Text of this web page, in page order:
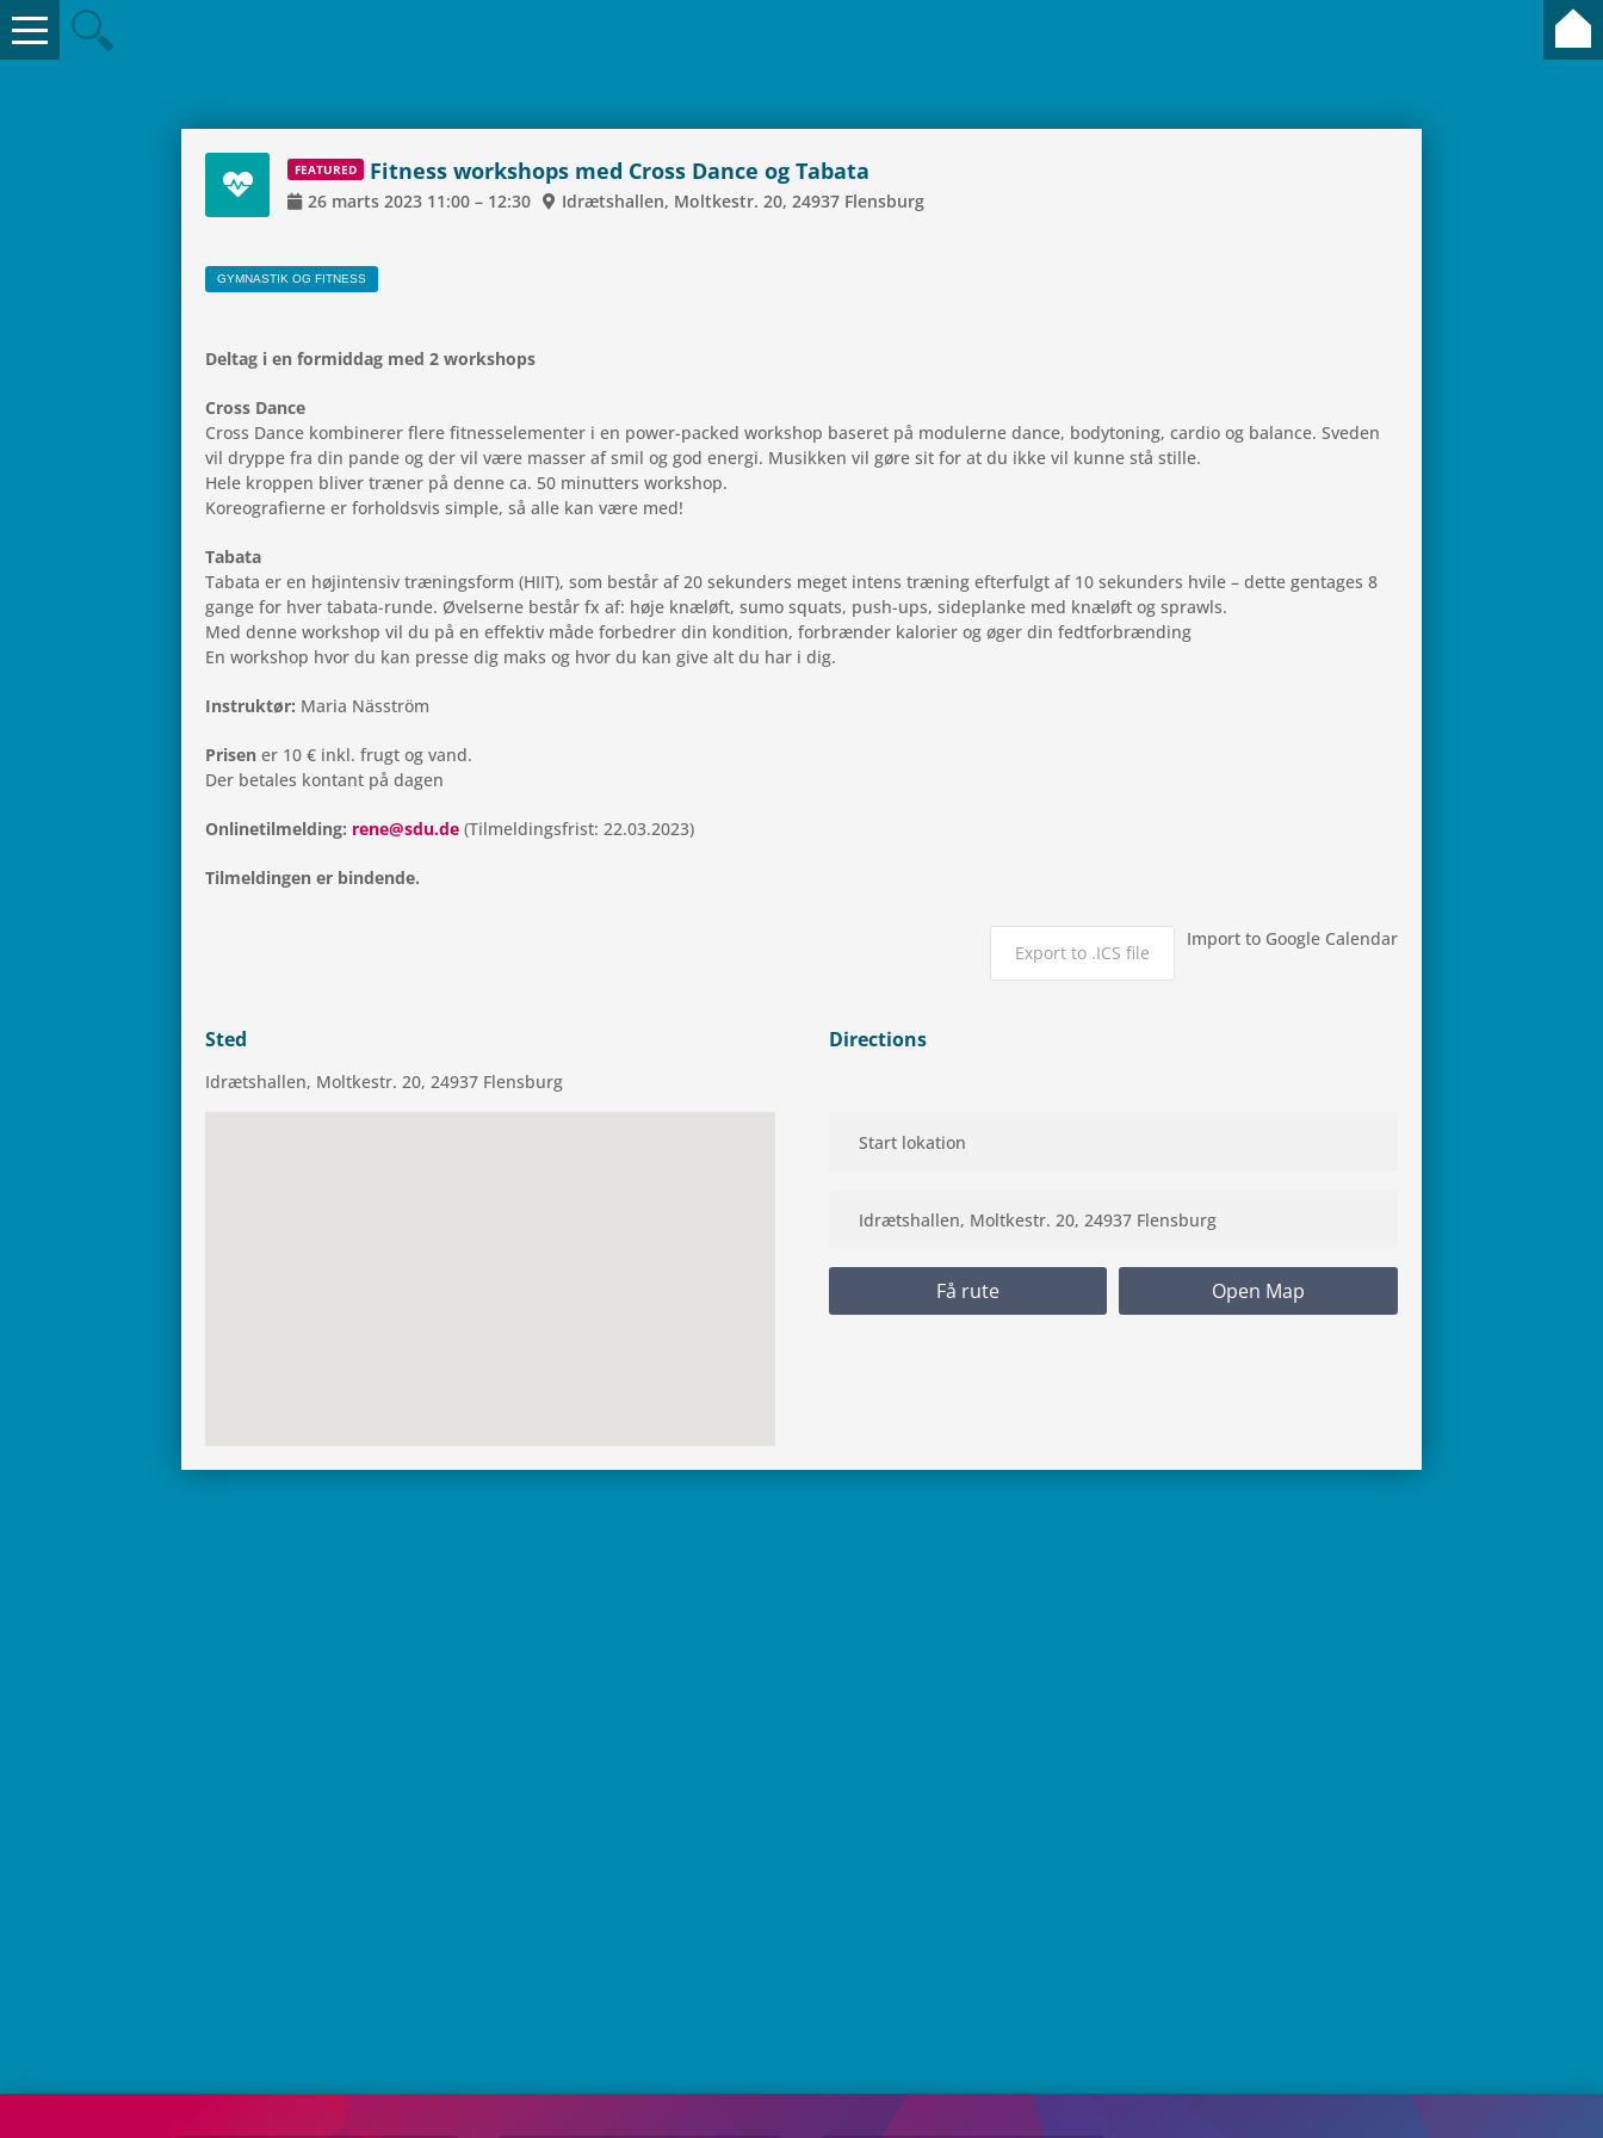
FEA­TU­RED Fit­ness wor­ks­hops med Cross Dance og Tabata
26 marts 2023 11:00 – 12:30 Idræts­hal­len, Molt­ke­str. 20, 24937 Flens­burg
GYM­NA­STIK OG FITNESS
Deltag i en for­mid­dag med 2 workshops
Cross Dance
Cross Dance kom­bi­ne­rer flere fit­nes­se­le­men­ter i en power-packed wor­ks­hop base­ret på modu­lerne dance, bodyto­ning, cardio og balance. Sveden
vil dryppe fra din pande og der vil være masser af smil og god energi. Musik­ken vil gøre sit for at du ikke vil kunne stå stille.
Hele krop­pen bliver træner på denne ca. 50 minut­ters workshop.
Koreo­gra­fi­erne er for­holds­vis simple, så alle kan være med!
Tabata
Tabata er en højin­ten­siv træ­nings­form (HIIT), som består af 20 sekun­ders meget intens træ­ning efter­fulgt af 10 sekun­ders hvile – dette gen­ta­ges 8
gange for hver tabata-runde. Øvel­serne består fx af: høje knæløft, sumo squats, push-ups, side­planke med knæløft og sprawls.
Med denne wor­ks­hop vil du på en effek­tiv måde for­bed­rer din kon­di­tion, for­bræn­der kal­o­rier og øger din fedtforbrænding
En wor­ks­hop hvor du kan presse dig maks og hvor du kan give alt du har i dig.
Instruk­tør: Maria Näsström
Prisen er 10 € inkl. frugt og vand.
Der beta­les kon­tant på dagen
Onli­ne­til­mel­ding: rene@sdu.de (Til­mel­dings­frist: 22.03.2023)
Til­mel­din­gen er bindende.
Export to .ICS file
Import to Google Calendar
Sted
Idræts­hal­len, Molt­ke­str. 20, 24937 Flensburg
Directions
Få rute Open Map